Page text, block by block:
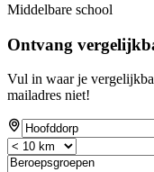
Middelbare school
Ontvang
Vul in waar je
mailadres niet!